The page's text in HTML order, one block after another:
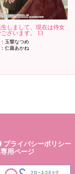
しまして、現在は侍女
ざいます。 13
玉響なつめ
仁藤あかね
プライバシーポリシー
用ページ